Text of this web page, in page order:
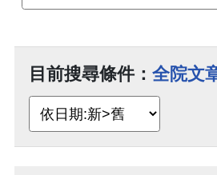
目前搜尋條件： 全院文